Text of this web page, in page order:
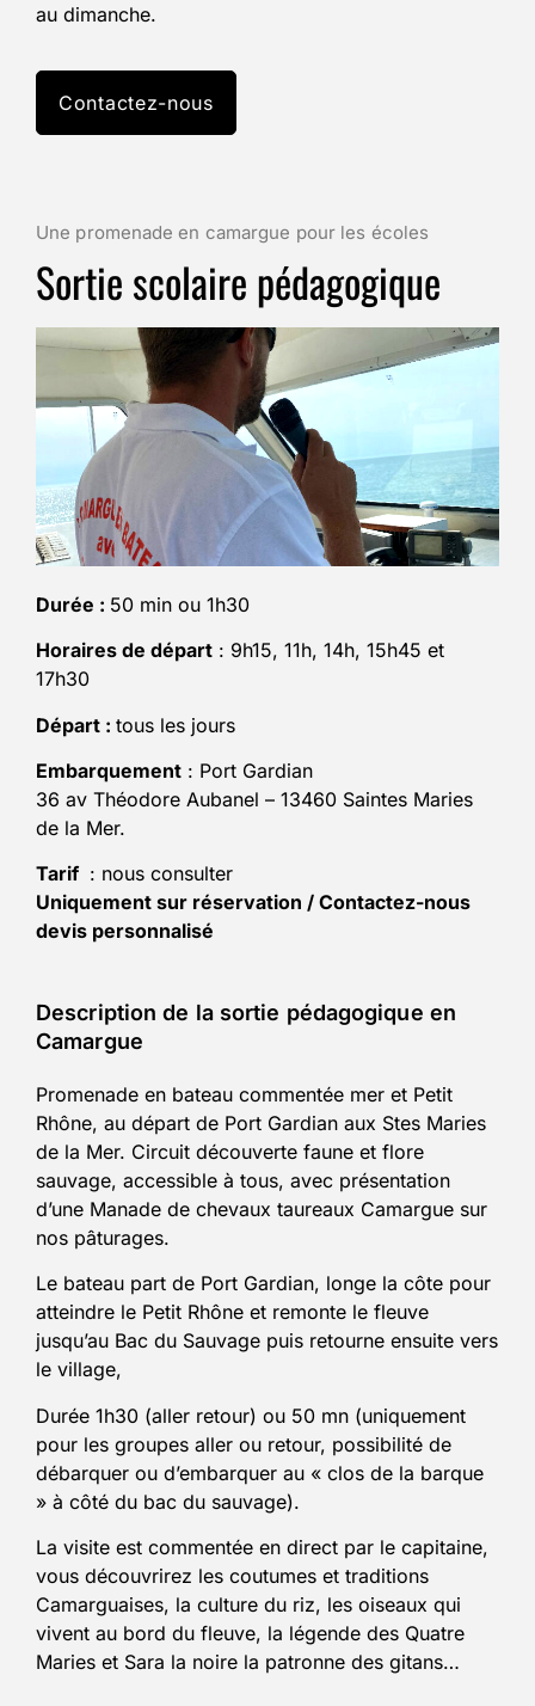
au dimanche.
Contactez-nous
Une promenade en camargue pour les écoles
Sortie scolaire pédagogique
Durée : 50 min ou 1h30
Horaires de départ : 9h15, 11h, 14h, 15h45 et
17h30
Départ : tous les jours
Embarquement : Port Gardian
36 av Théodore Aubanel – 13460 Saintes Maries
de la Mer.
Tarif : nous consulter
Uniquement sur réservation / Contactez-nous
devis personnalisé
Description de la sortie pédagogique en
Camargue
Promenade en bateau commentée mer et Petit
Rhône, au départ de Port Gardian aux Stes Maries
de la Mer. Circuit découverte faune et flore
sauvage, accessible à tous, avec présentation
d’une Manade de chevaux taureaux Camargue sur
nos pâturages.
Le bateau part de Port Gardian, longe la côte pour
atteindre le Petit Rhône et remonte le fleuve
jusqu’au Bac du Sauvage puis retourne ensuite vers
le village,
Durée 1h30 (aller retour) ou 50 mn (uniquement
pour les groupes aller ou retour, possibilité de
débarquer ou d’embarquer au « clos de la barque
» à côté du bac du sauvage).
La visite est commentée en direct par le capitaine,
vous découvrirez les coutumes et traditions
Camarguaises, la culture du riz, les oiseaux qui
vivent au bord du fleuve, la légende des Quatre
Maries et Sara la noire la patronne des gitans…